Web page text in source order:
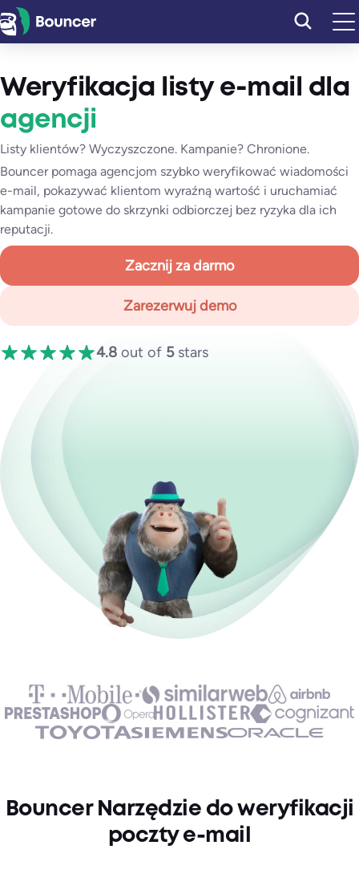
Przejdź
do
Weryfikacja listy e-mail dla
agencji
Listy klientów? Wyczyszczone. Kampanie? Chronione.
Bouncer pomaga agencjom szybko weryfikować wiadomości
e-mail, pokazywać klientom wyraźną wartość i uruchamiać
kampanie gotowe do skrzynki odbiorczej bez ryzyka dla ich
reputacji.
Zacznij za darmo
Zarezerwuj demo
4.8 out of 5stars
Bouncer Narzędzie do weryfikacji
poczty e-mail